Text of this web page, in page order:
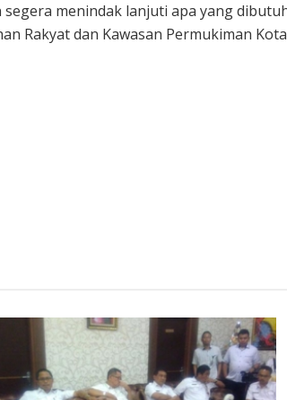
menindak lanjuti apa yang
Rakyat dan Kawasan Permukiman